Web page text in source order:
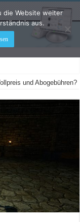
und Abogebühren?
die Website weiter
aus.